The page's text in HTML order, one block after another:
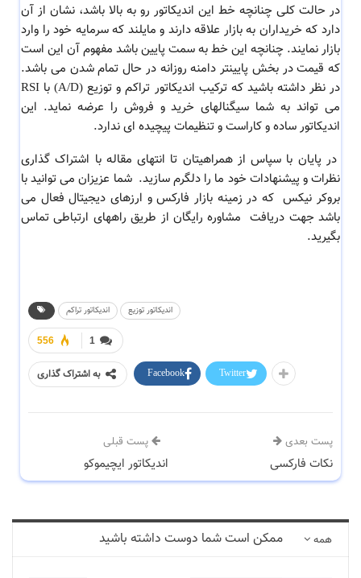
در حالت کلی چنانچه خط این اندیکاتور رو به بالا باشد، نشان از آن
دارد که خریداران به بازار علاقه دارند و مایلند که سرمایه خود را وارد
بازار نمایند. چنانچه این خط به سمت پایین باشد مفهوم آن این است
که قیمت در بخش پایینتر دامنه روزانه در حال تمام شدن می باشد.
در نظر داشته باشید که ترکیب اندیکاتور تراکم و توزیع (A/D) با RSI
می تواند به شما سیگنالهای خرید و فروش را عرضه نماید. این
اندیکاتور ساده و کاراست و تنظیمات پیچیده ای ندارد.
در پایان با سپاس از همراهیتان تا انتهای مقاله با اشتراک گذاری
نظرات و پیشنهادات خود ما را دلگرم سازید. شما عزیزان می توانید با
بروکر نیکس که در زمینه بازار فارکس و ارزهای دیجیتال فعال می
باشد جهت دریافت مشاوره رایگان از طریق راههای ارتباطی تماس
بگیرید.
اندیکاتور تراکم اندیکاتور توزیع
1
556
به اشتراک گذاری Facebook Twitter
پست قبلی
اندیکاتور ایچیموکو
پست بعدی
نکات فارکسی
همه ممکن است شما دوست داشته باشید